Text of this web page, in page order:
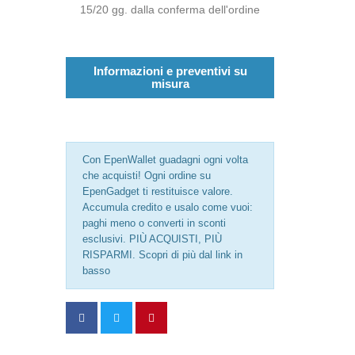
15/20 gg. dalla conferma dell'ordine
Informazioni e preventivi su
misura
Con EpenWallet guadagni ogni volta
che acquisti! Ogni ordine su
EpenGadget ti restituisce valore.
Accumula credito e usalo come vuoi:
paghi meno o converti in sconti
esclusivi. PIÙ ACQUISTI, PIÙ
RISPARMI. Scopri di più dal link in
basso